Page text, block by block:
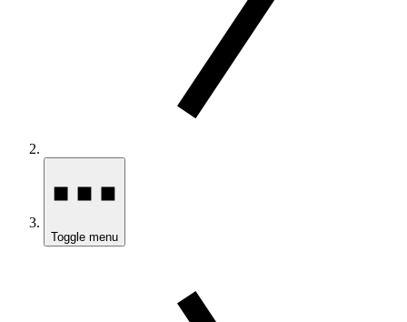
Toggle menu